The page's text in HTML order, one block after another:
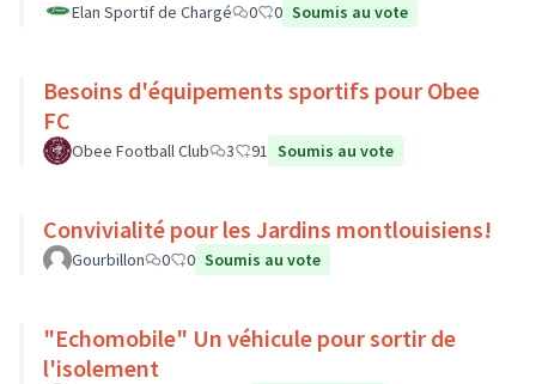
Elan Sportif de Chargé 0 0 Soumis au vote
Besoins d'équipements sportifs pour Obee
FC
Obee Football Club 3 91 Soumis au vote
Convivialité pour les Jardins montlouisiens!
Gourbillon 0 0 Soumis au vote
"Echomobile" Un véhicule pour sortir de
l'isolement